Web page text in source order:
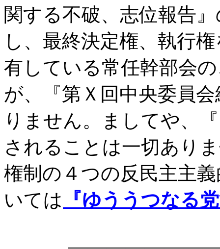
関する不破、志位報告
し、最終決定権、執行
有している常任幹部会
が、『第Ｘ回中央委員
りません。ましてや、
されることは一切あり
権制の４つの反民主主
いては 『ゆううつなる